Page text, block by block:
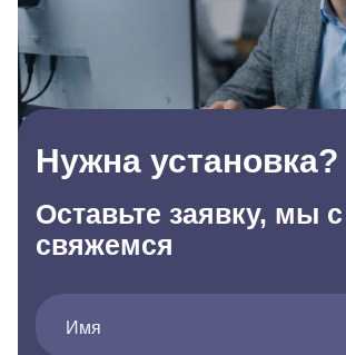
Нужна установка?
Оставьте заявку, мы
свяжемся
Имя